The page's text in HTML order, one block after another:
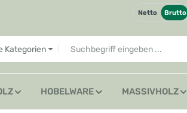
Netto Brutto
Kategorien
HOBELWARE MASSIVHOLZ